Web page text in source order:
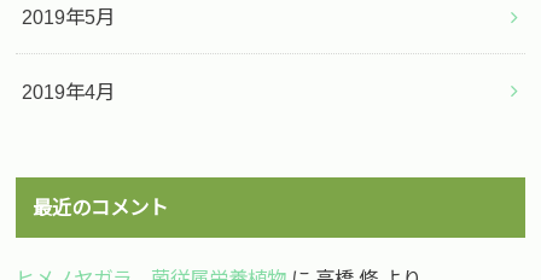
2019年5月
2019年4月
最近のコメント